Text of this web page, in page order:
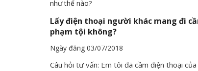
Lấy điện thoại người khác mang đi
phạm tội không?
Ngày đăng 03/07/2018
Câu hỏi tư vấn: Em tôi đã cầm điện thoại